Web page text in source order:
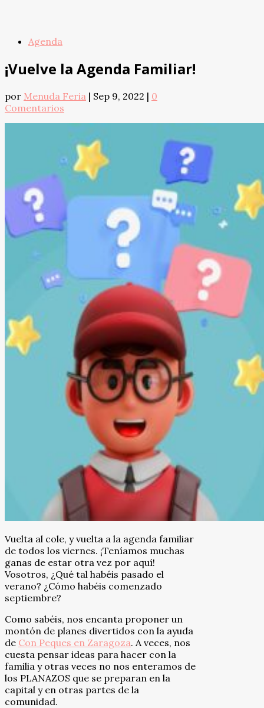
Agenda
¡Vuelve la Agenda Familiar!
por Menuda Feria | Sep 9, 2022 | 0
Comentarios
Vuelta al cole, y vuelta a la agenda familiar
de todos los viernes. ¡Teníamos muchas
ganas de estar otra vez por aquí!
Vosotros, ¿Qué tal habéis pasado el
verano? ¿Cómo habéis comenzado
septiembre?
Como sabéis, nos encanta proponer un
montón de planes divertidos con la ayuda
de Con Peques en Zaragoza. A veces, nos
cuesta pensar ideas para hacer con la
familia y otras veces no nos enteramos de
los PLANAZOS que se preparan en la
capital y en otras partes de la
comunidad.